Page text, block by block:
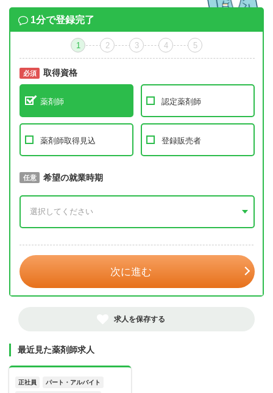
1分で登録完了
1 2 3 4 5
必須 取得資格
薬剤師 認定薬剤師
薬剤師取得見込 登録販売者
必須 取得予定年
任意 希望の就業時期
次に進む
求人を保存する
最近見た薬剤師求人
正社員 パート・アルバイト